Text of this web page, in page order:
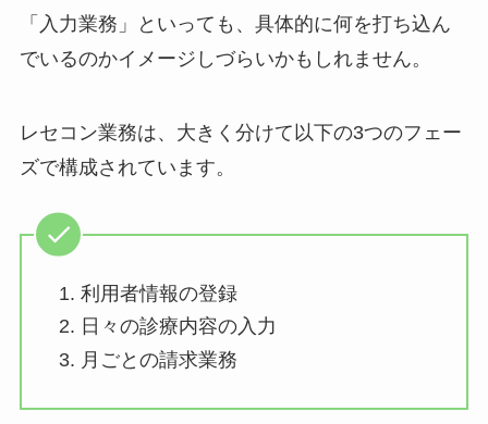
「入力業務」といっても、具体的に何を打ち込ん
でいるのかイメージしづらいかもしれません。
レセコン業務は、大きく分けて以下の3つのフェー
ズで構成されています。
利用者情報の登録
日々の診療内容の入力
月ごとの請求業務